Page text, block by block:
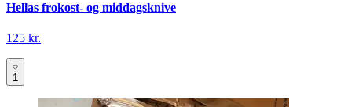
Hellas frokost- og middagsknive
125 kr.
1